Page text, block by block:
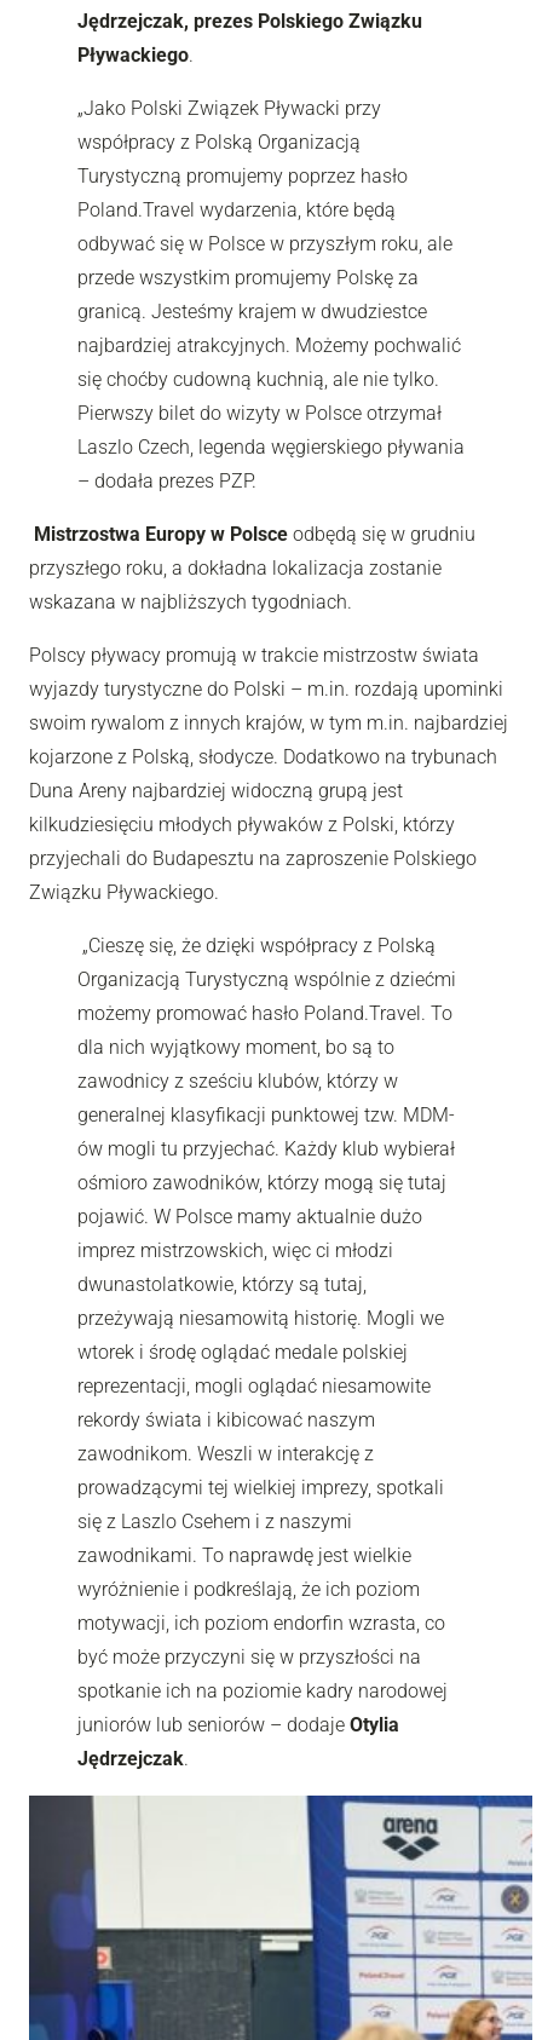
Jędrzejczak, prezes Polskiego Związku
Pływackiego.
„Jako Polski Związek Pływacki przy
współpracy z Polską Organizacją
Turystyczną promujemy poprzez hasło
Poland.Travel wydarzenia, które będą
odbywać się w Polsce w przyszłym roku, ale
przede wszystkim promujemy Polskę za
granicą. Jesteśmy krajem w dwudziestce
najbardziej atrakcyjnych. Możemy pochwalić
się choćby cudowną kuchnią, ale nie tylko.
Pierwszy bilet do wizyty w Polsce otrzymał
Laszlo Czech, legenda węgierskiego pływania
– dodała prezes PZP.
Mistrzostwa Europy w Polsce odbędą się w grudniu
przyszłego roku, a dokładna lokalizacja zostanie
wskazana w najbliższych tygodniach.
Polscy pływacy promują w trakcie mistrzostw świata
wyjazdy turystyczne do Polski – m.in. rozdają upominki
swoim rywalom z innych krajów, w tym m.in. najbardziej
kojarzone z Polską, słodycze. Dodatkowo na trybunach
Duna Areny najbardziej widoczną grupą jest
kilkudziesięciu młodych pływaków z Polski, którzy
przyjechali do Budapesztu na zaproszenie Polskiego
Związku Pływackiego.
„Cieszę się, że dzięki współpracy z Polską
Organizacją Turystyczną wspólnie z dziećmi
możemy promować hasło Poland.Travel. To
dla nich wyjątkowy moment, bo są to
zawodnicy z sześciu klubów, którzy w
generalnej klasyfikacji punktowej tzw. MDM-
ów mogli tu przyjechać. Każdy klub wybierał
ośmioro zawodników, którzy mogą się tutaj
pojawić. W Polsce mamy aktualnie dużo
imprez mistrzowskich, więc ci młodzi
dwunastolatkowie, którzy są tutaj,
przeżywają niesamowitą historię. Mogli we
wtorek i środę oglądać medale polskiej
reprezentacji, mogli oglądać niesamowite
rekordy świata i kibicować naszym
zawodnikom. Weszli w interakcję z
prowadzącymi tej wielkiej imprezy, spotkali
się z Laszlo Csehem i z naszymi
zawodnikami. To naprawdę jest wielkie
wyróżnienie i podkreślają, że ich poziom
motywacji, ich poziom endorfin wzrasta, co
być może przyczyni się w przyszłości na
spotkanie ich na poziomie kadry narodowej
juniorów lub seniorów – dodaje Otylia
Jędrzejczak.